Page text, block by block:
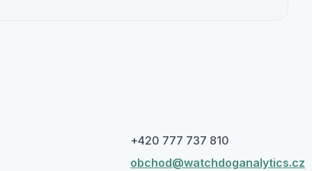
+420 777 737 810
obchod@watchdoganalytics.cz